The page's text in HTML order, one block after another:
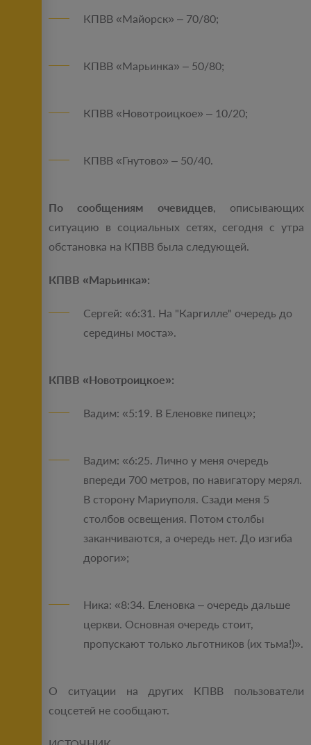
КПВВ «Майорск» – 70/80;
КПВВ «Марьинка» – 50/80;
КПВВ «Новотроицкое» – 10/20;
КПВВ «Гнутово» – 50/40.
По сообщениям очевидцев, описывающих
ситуацию в социальных сетях, сегодня с утра
обстановка на КПВВ была следующей.
КПВВ «Марьинка»:
Сергей: «6:31. На "Каргилле" очередь до
середины моста».
КПВВ «Новотроицкое»:
Вадим: «5:19. В Еленовке пипец»;
Вадим: «6:25. Лично у меня очередь
впереди 700 метров, по навигатору мерял.
В сторону Мариуполя. Сзади меня 5
столбов освещения. Потом столбы
заканчиваются, а очередь нет. До изгиба
дороги»;
Ника: «8:34. Еленовка – очередь дальше
церкви. Основная очередь стоит,
пропускают только льготников (их тьма!)».
О ситуации на других КПВВ пользователи
соцсетей не сообщают.